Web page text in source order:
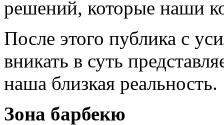
решений, которые наши
После этого публика с
вникать в суть
наша близкая реальность.
Зона барбекю